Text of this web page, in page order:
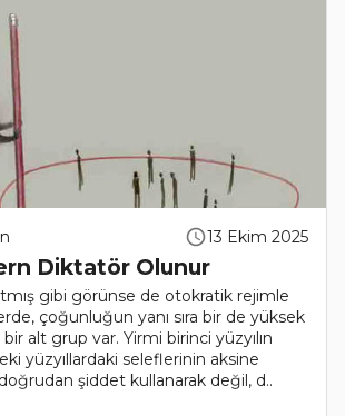
13 Ekim 2025
Diktatör Olunur
gibi görünse de otokratik rejimle
çoğunluğun yanı sıra bir de yüksek
alt grup var. Yirmi birinci yüzyılın
yüzyıllardaki seleflerinin aksine
şiddet kullanarak değil, d..